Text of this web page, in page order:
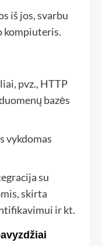
iš jos, svarbu
kompiuteris.
pvz., HTTP
bazės
vykdomas
su
skirta
ir kt.